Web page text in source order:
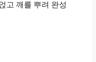
고 깨를 뿌려 완성